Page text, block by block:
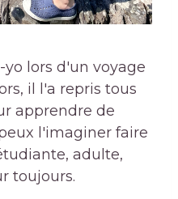
lors d'un voyage
il l'a repris tous
apprendre de
l'imaginer faire
adulte,
toujours.